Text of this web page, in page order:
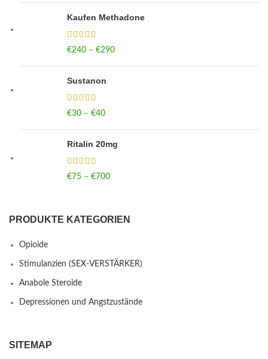
Kaufen Methadone
€240 – €290
Sustanon
€30 – €40
Ritalin 20mg
€75 – €700
PRODUKTE KATEGORIEN
Opioide
Stimulanzien (SEX-VERSTÄRKER)
Anabole Steroide
Depressionen und Angstzustände
SITEMAP